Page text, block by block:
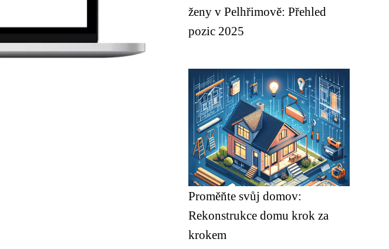
ženy v Pelhřimově: Přehled
pozic 2025
Proměňte svůj domov:
Rekonstrukce domu krok za
krokem